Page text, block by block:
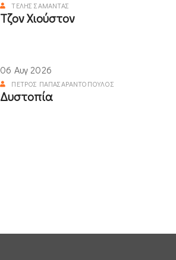
ΤΈΛΗΣ ΣΑΜΑΝΤΆΣ
Τζον Χιούστον
06 Αυγ 2026
ΠΈΤΡΟΣ ΠΑΠΑΣΑΡΑΝΤΌΠΟΥΛΟΣ
Δυστοπία